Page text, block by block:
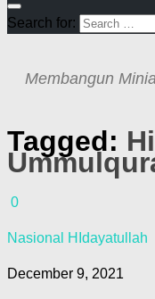
Search for:
Membangun
Tagged:
0
Nasional HIdayatullah
December 9, 2021